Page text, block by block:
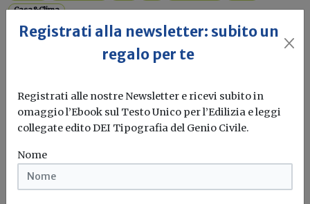
Casa&Clima
Registrati alla newsletter: subito un
regalo per te
Registrati alle nostre Newsletter e ricevi subito in
omaggio l’Ebook sul Testo Unico per l’Edilizia e leggi
collegate edito DEI Tipografia del Genio Civile.
Nome